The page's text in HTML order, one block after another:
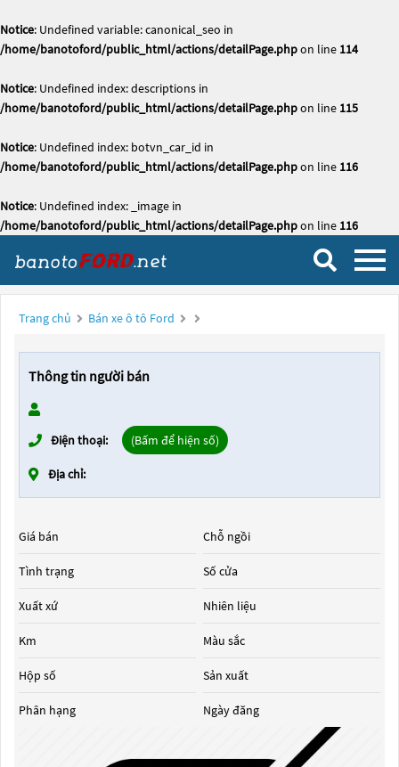
Notice: Undefined variable: canonical_seo in
/home/banotoford/public_html/actions/detailPage.phpon line 114
Notice: Undefined index: descriptions in
/home/banotoford/public_html/actions/detailPage.phpon line 115
Notice: Undefined index: botvn_car_id in
/home/banotoford/public_html/actions/detailPage.phpon line 116
Notice: Undefined index: _image in
/home/banotoford/public_html/actions/detailPage.phpon line 116
Trang chủ Bán xe ô tô Ford
Thông tin người bán
Điện thoại: (Bấm để hiện số)
Địa chỉ:
Giá bán
Tình trạng
Xuất xứ
Km
Hộp số
Phân hạng
Chỗ ngồi
Số cửa
Nhiên liệu
Màu sắc
Sản xuất
Ngày đăng